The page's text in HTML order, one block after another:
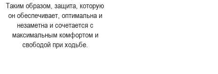
Таким образом, защита, которую
он обеспечивает, оптимальна и
незаметна и сочетается с
максимальным комфортом и
свободой при ходьбе.